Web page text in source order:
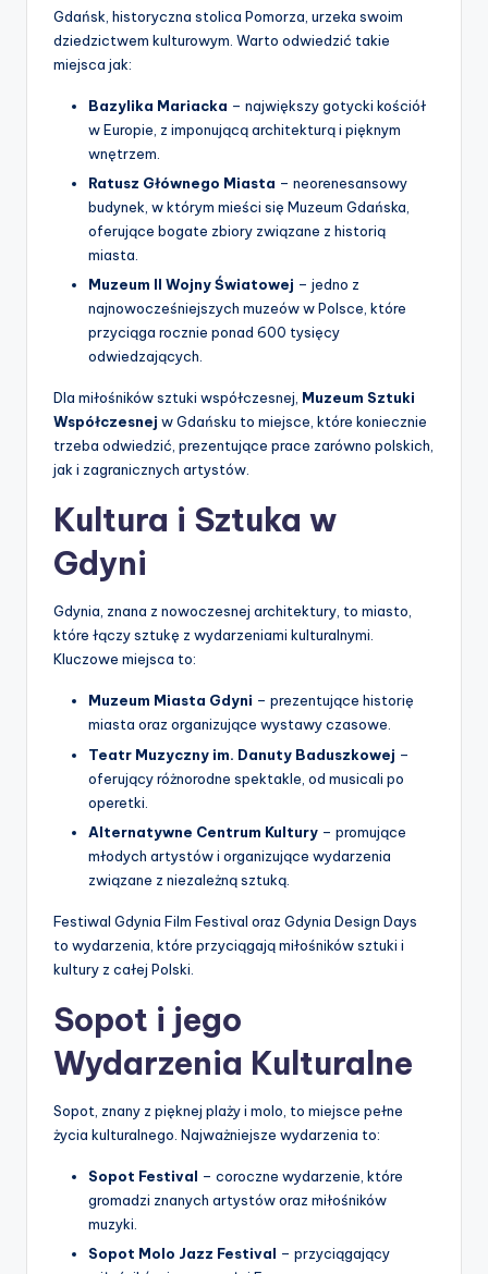
Gdańsk, historyczna stolica Pomorza, urzeka swoim
dziedzictwem kulturowym. Warto odwiedzić takie
miejsca jak:
Bazylika Mariacka – największy gotycki kościół
w Europie, z imponującą architekturą i pięknym
wnętrzem.
Ratusz Głównego Miasta – neorenesansowy
budynek, w którym mieści się Muzeum Gdańska,
oferujące bogate zbiory związane z historią
miasta.
Muzeum II Wojny Światowej – jedno z
najnowocześniejszych muzeów w Polsce, które
przyciąga rocznie ponad 600 tysięcy
odwiedzających.
Dla miłośników sztuki współczesnej, Muzeum Sztuki
Współczesnej w Gdańsku to miejsce, które koniecznie
trzeba odwiedzić, prezentujące prace zarówno polskich,
jak i zagranicznych artystów.
Kultura i Sztuka w
Gdyni
Gdynia, znana z nowoczesnej architektury, to miasto,
które łączy sztukę z wydarzeniami kulturalnymi.
Kluczowe miejsca to:
Muzeum Miasta Gdyni – prezentujące historię
miasta oraz organizujące wystawy czasowe.
Teatr Muzyczny im. Danuty Baduszkowej –
oferujący różnorodne spektakle, od musicali po
operetki.
Alternatywne Centrum Kultury – promujące
młodych artystów i organizujące wydarzenia
związane z niezależną sztuką.
Festiwal Gdynia Film Festival oraz Gdynia Design Days
to wydarzenia, które przyciągają miłośników sztuki i
kultury z całej Polski.
Sopot i jego
Wydarzenia Kulturalne
Sopot, znany z pięknej plaży i molo, to miejsce pełne
życia kulturalnego. Najważniejsze wydarzenia to:
Sopot Festival – coroczne wydarzenie, które
gromadzi znanych artystów oraz miłośników
muzyki.
Sopot Molo Jazz Festival – przyciągający